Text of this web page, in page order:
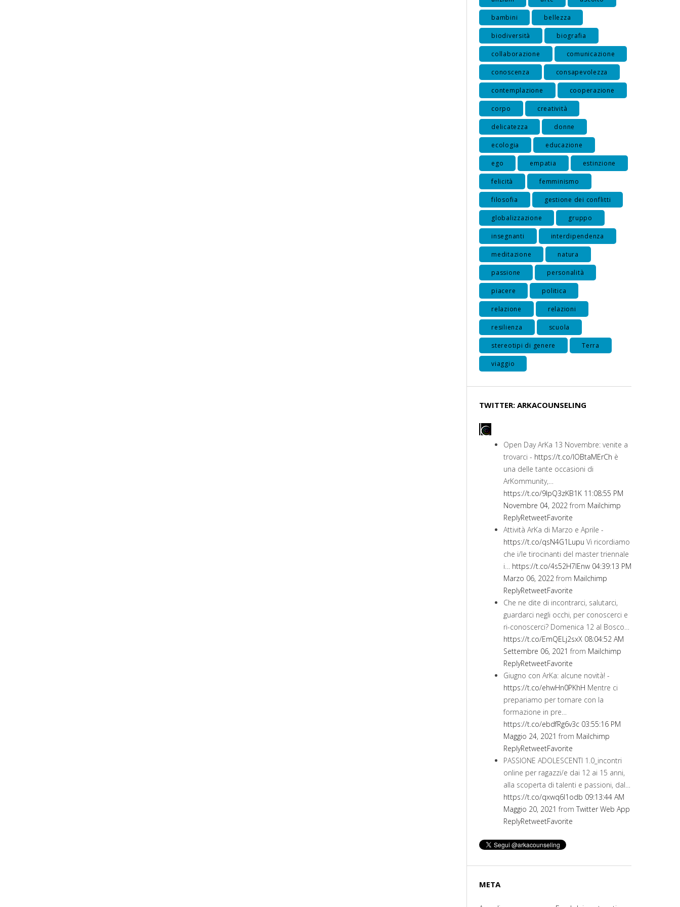
bambini bellezza
biodiversità biografia
collaborazione comunicazione
conoscenza consapevolezza
contemplazione cooperazione
corpo creatività
delicatezza donne
ecologia educazione
ego empatia estinzione
felicità femminismo
filosofia gestione dei conflitti
globalizzazione gruppo
insegnanti interdipendenza
meditazione natura
passione personalità
piacere politica
relazione relazioni
resilienza scuola
stereotipi di genere Terra
viaggio
TWITTER: ARKACOUNSELING
Open Day ArKa 13 Novembre: venite a
trovarci - https://t.co/IOBtaMErCh è
una delle tante occasioni di
ArKommunity,…
https://t.co/9lpQ3zKB1K 11:08:55 PM
Novembre 04, 2022 from Mailchimp
ReplyRetweetFavorite
Attività ArKa di Marzo e Aprile -
https://t.co/qsN4G1Lupu Vi ricordiamo
che i/le tirocinanti del master triennale
i… https://t.co/4s52H7lEnw 04:39:13 PM
Marzo 06, 2022 from Mailchimp
ReplyRetweetFavorite
Che ne dite di incontrarci, salutarci,
guardarci negli occhi, per conoscerci e
ri-conoscerci? Domenica 12 al Bosco…
https://t.co/EmQELj2sxX 08:04:52 AM
Settembre 06, 2021 from Mailchimp
ReplyRetweetFavorite
Giugno con ArKa: alcune novità! -
https://t.co/ehwHn0PKhH Mentre ci
prepariamo per tornare con la
formazione in pre…
https://t.co/ebdfRg6v3c 03:55:16 PM
Maggio 24, 2021 from Mailchimp
ReplyRetweetFavorite
PASSIONE ADOLESCENTI 1.0_incontri
online per ragazzi/e dai 12 ai 15 anni,
alla scoperta di talenti e passioni, dal…
https://t.co/qxwq6I1odb 09:13:44 AM
Maggio 20, 2021 from Twitter Web App
ReplyRetweetFavorite
META